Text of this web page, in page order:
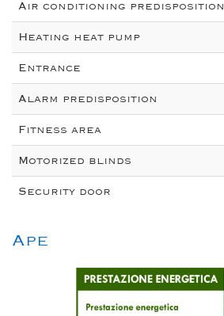
Air conditioning predisposition
Heating heat pump
Entrance
Alarm predisposition
Fitness area
Motorized blinds
Security door
Ape